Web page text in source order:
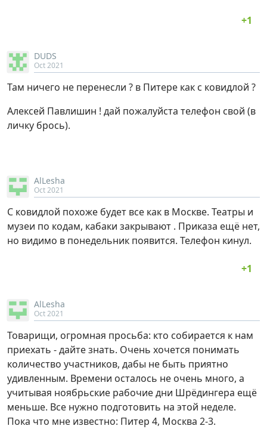
DUDS
Oct 2021
Там ничего не перенесли ? в Питере как с ковидлой ?
Алексей Павлишин ! дай пожалуйста телефон свой (в
личку брось).
AlLesha
Oct 2021
С ковидлой похоже будет все как в Москве. Театры и
музеи по кодам, кабаки закрывают . Приказа ещё нет,
но видимо в понедельник появится. Телефон кинул.
AlLesha
Oct 2021
Товарищи, огромная просьба: кто собирается к нам
приехать - дайте знать. Очень хочется понимать
количество участников, дабы не быть приятно
удивленным. Времени осталось не очень много, а
учитывая ноябрьские рабочие дни Шрёдингера ещё
меньше. Все нужно подготовить на этой неделе.
Пока что мне известно: Питер 4, Москва 2-3.